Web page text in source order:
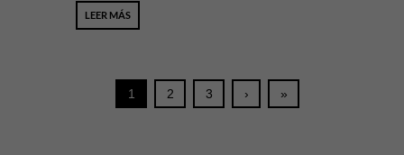
LEER MÁS
1 2 3 › »